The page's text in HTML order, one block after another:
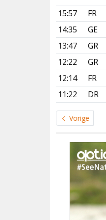
15:57
FR
14:35
GE
13:47
GR
12:22
GR
12:14
FR
11:22
DR
Vorige